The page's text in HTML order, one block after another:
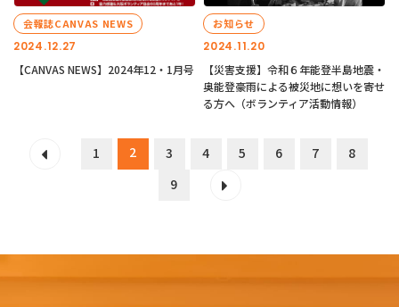
2024.12.27
会報誌CANVAS NEWS
【CANVAS NEWS】2024年12・1月号
2024.11.20
お知らせ
【災害支援】令和６年能登半島地震・
奥能登豪雨による被災地に想いを寄せ
る方へ（ボランティア活動情報）
1 2 3 4 5 6 7
8
9